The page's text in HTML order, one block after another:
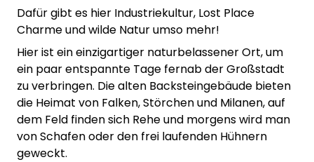
Dafür gibt es hier Industriekultur, Lost Place
Charme und wilde Natur umso mehr!
Hier ist ein einzigartiger naturbelassener Ort, um
ein paar entspannte Tage fernab der Großstadt
zu verbringen. Die alten Backsteingebäude bieten
die Heimat von Falken, Störchen und Milanen, auf
dem Feld finden sich Rehe und morgens wird man
von Schafen oder den frei laufenden Hühnern
geweckt.